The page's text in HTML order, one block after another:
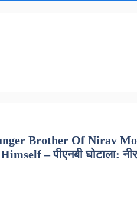
Brother Of Nirav
– पीएनबी घोटाला: